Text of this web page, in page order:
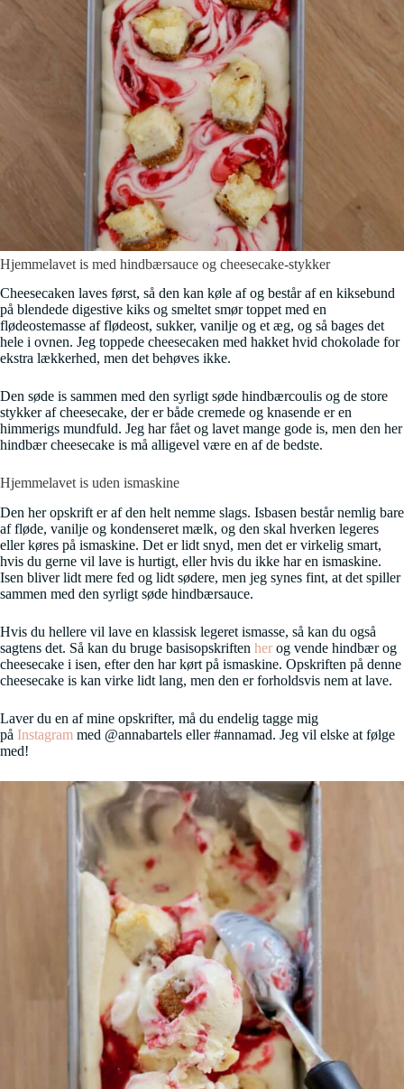
Hjemmelavet is med hindbærsauce og cheesecake-stykker
Cheesecaken laves først, så den kan køle af og består af en kiksebund
på blendede digestive kiks og smeltet smør toppet med en
flødeostemasse af flødeost, sukker, vanilje og et æg, og så bages det
hele i ovnen. Jeg toppede cheesecaken med hakket hvid chokolade for
ekstra lækkerhed, men det behøves ikke.
Den søde is sammen med den syrligt søde hindbærcoulis og de store
stykker af cheesecake, der er både cremede og knasende er en
himmerigs mundfuld. Jeg har fået og lavet mange gode is, men den her
hindbær cheesecake is må alligevel være en af de bedste.
Hjemmelavet is uden ismaskine
Den her opskrift er af den helt nemme slags. Isbasen består nemlig bare
af fløde, vanilje og kondenseret mælk, og den skal hverken legeres
eller køres på ismaskine. Det er lidt snyd, men det er virkelig smart,
hvis du gerne vil lave is hurtigt, eller hvis du ikke har en ismaskine.
Isen bliver lidt mere fed og lidt sødere, men jeg synes fint, at det spiller
sammen med den syrligt søde hindbærsauce.
Hvis du hellere vil lave en klassisk legeret ismasse, så kan du også
sagtens det. Så kan du bruge basisopskriften her og vende hindbær og
cheesecake i isen, efter den har kørt på ismaskine. Opskriften på denne
cheesecake is kan virke lidt lang, men den er forholdsvis nem at lave.
Laver du en af mine opskrifter, må du endelig tagge mig
på Instagram med @annabartels eller #annamad. Jeg vil elske at følge
med!